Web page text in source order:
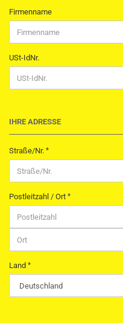
Firmenname
USt-IdNr.
IHRE ADRESSE
Straße/Nr.
Postleitzahl / Ort
Land